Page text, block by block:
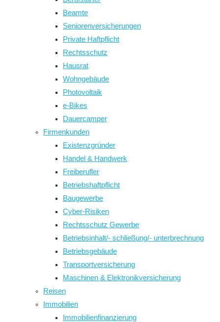
Beamte
Seniorenversicherungen
Private Haftpflicht
Rechtsschutz
Hausrat
Wohngebäude
Photovoltaik
e-Bikes
Dauercamper
Firmenkunden
Existenzgründer
Handel & Handwerk
Freiberufler
Betriebshaftpflicht
Baugewerbe
Cyber-Risiken
Rechtsschutz Gewerbe
Betriebsinhalt/- schließung/- unterbrechnung
Betriebsgebäude
Transportversicherung
Maschinen & Elektronikversicherung
Reisen
Immobilien
Immobilienfinanzierung